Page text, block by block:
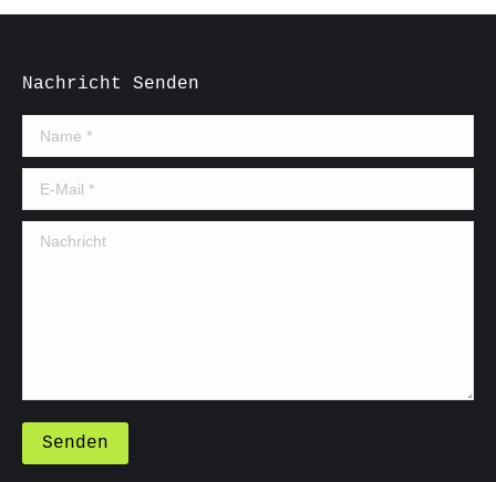
Nachricht Senden
Name *
E-Mail *
Nachricht
Senden